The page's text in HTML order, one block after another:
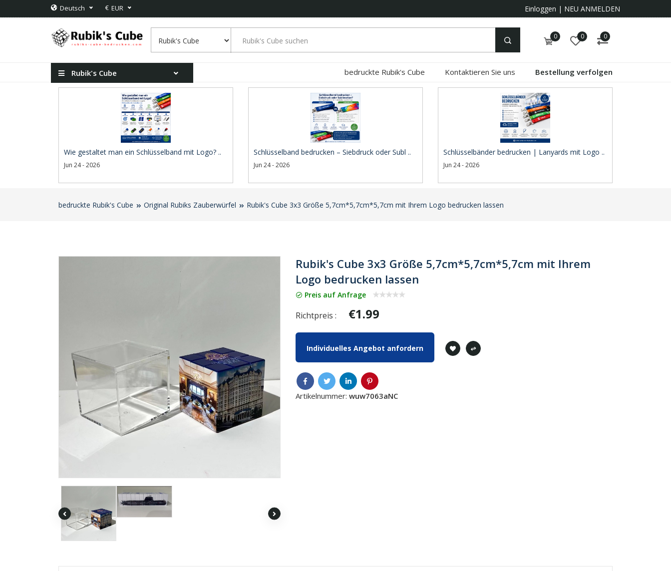
Deutsch € EUR Einloggen | NEU ANMELDEN
0 0 0
Rubik's Cube bedruckte Rubik's Cube Kontaktieren Sie uns Bestellung verfolgen
Wie gestaltet man ein Schlüsselband mit Logo? ..
Jun 24 - 2026
Schlüsselband bedrucken – Siebdruck oder Subl ..
Jun 24 - 2026
Schlüsselbänder bedrucken | Lanyards mit Logo ..
Jun 24 - 2026
bedruckte Rubik's Cube Original Rubiks Zauberwürfel Rubik's Cube 3x3 Größe 5,7cm*5,7cm*5,7cm mit Ihrem Logo bedrucken lassen
Rubik's Cube 3x3 Größe 5,7cm*5,7cm*5,7cm mit Ihrem
Logo bedrucken lassen
Preis auf Anfrage
Richtpreis : €1.99
Individuelles Angebot anfordern
Artikelnummer: wuw7063aNC